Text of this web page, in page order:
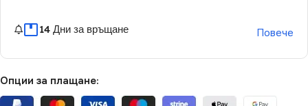
14 Дни за връщане Повече
Опции за плащане: